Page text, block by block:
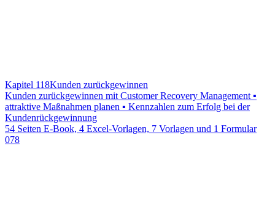
Kapitel 118Kunden zurückgewinnen
Kunden zurückgewinnen mit Customer Recovery Management ▪
attraktive Maßnahmen planen ▪ Kennzahlen zum Erfolg bei der
Kundenrückgewinnung
54 Seiten E-Book, 4 Excel-Vorlagen, 7 Vorlagen und 1 Formular
078